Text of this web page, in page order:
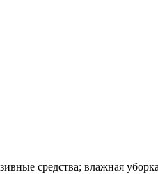
средства; влажная